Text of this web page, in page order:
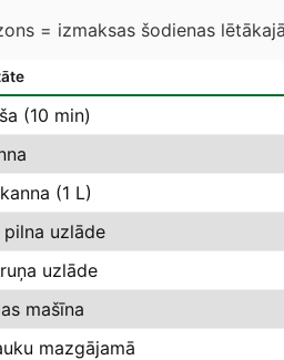
= izmaksas šodienas
(10 min)
(1 L)
pilna uzlāde
uzlāde
mašīna
mazgājamā